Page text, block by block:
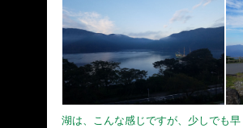
湖は、こんな感じですが、少しでも